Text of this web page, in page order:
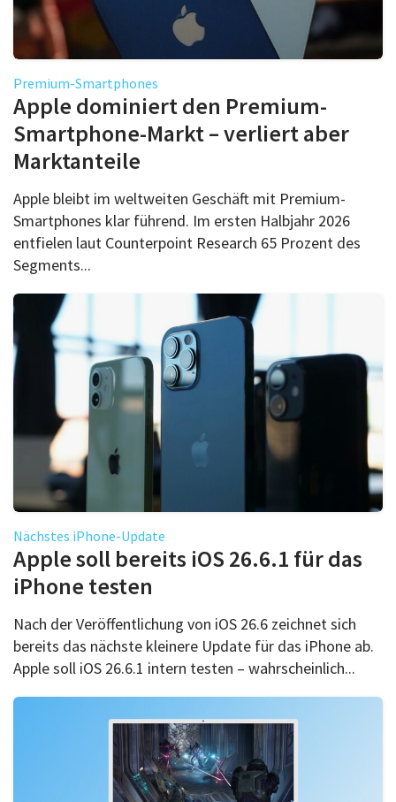
Premium-Smartphones
Apple dominiert den Premium-
Smartphone-Markt – verliert aber
Marktanteile
Apple bleibt im weltweiten Geschäft mit Premium-
Smartphones klar führend. Im ersten Halbjahr 2026
entfielen laut Counterpoint Research 65 Prozent des
Segments...
Nächstes iPhone-Update
Apple soll bereits iOS 26.6.1 für das
iPhone testen
Nach der Veröffentlichung von iOS 26.6 zeichnet sich
bereits das nächste kleinere Update für das iPhone ab.
Apple soll iOS 26.6.1 intern testen – wahrscheinlich...